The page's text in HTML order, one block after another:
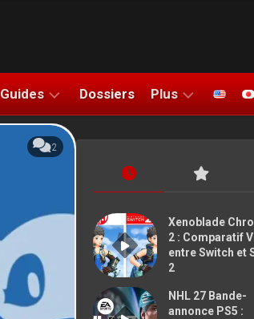
Guides
SOLUCE
Dossiers Plus
COSPLAYS
DESSINS
BONS PLANS
2
Xenoblade
2 : Comparatif
entre Switch et
2
NHL 27 Bande-
annonce PS5 :